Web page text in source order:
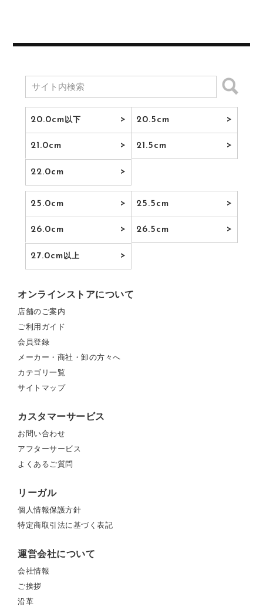
20.0cm以下 20.5cm
21.0cm 21.5cm
22.0cm
25.0cm 25.5cm
26.0cm 26.5cm
27.0cm以上
オンラインストアについて
店舗のご案内
ご利用ガイド
会員登録
メーカー・商社・卸の方々へ
カテゴリ一覧
サイトマップ
カスタマーサービス
お問い合わせ
アフターサービス
よくあるご質問
リーガル
個人情報保護方針
特定商取引法に基づく表記
運営会社について
会社情報
ご挨拶
沿革